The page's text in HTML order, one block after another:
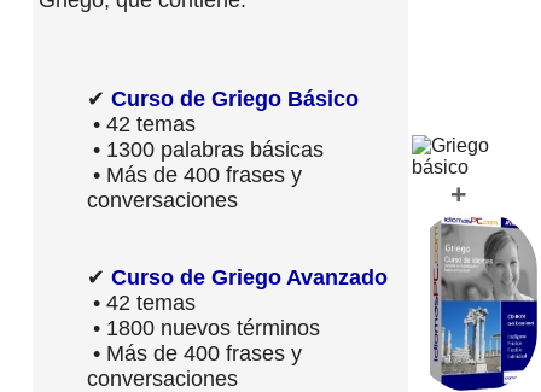
✔ Curso de Griego Básico
• 42 temas
• 1300 palabras básicas
• Más de 400 frases y
conversaciones
✔ Curso de Griego Avanzado
• 42 temas
• 1800 nuevos términos
• Más de 400 frases y
conversaciones
+